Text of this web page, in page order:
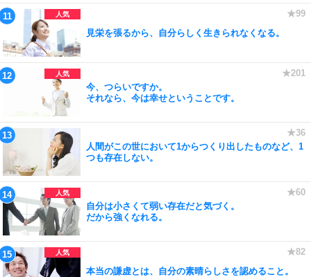
見栄を張るから、自分らしく生きられなくなる。
今、つらいですか。
それなら、今は幸せということです。
人間がこの世において1からつくり出したものなど、1
つも存在しない。
自分は小さくて弱い存在だと気づく。
だから強くなれる。
本当の謙虚とは、自分の素晴らしさを認めること。